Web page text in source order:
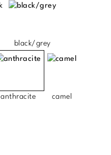
black/grey
anthracite camel